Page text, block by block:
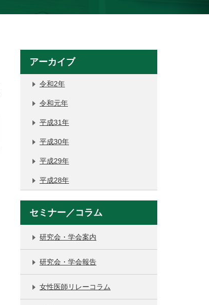
アーカイブ
令和2年
令和元年
平成31年
平成30年
平成29年
平成28年
セミナー／コラム
研究会・学会案内
研究会・学会報告
女性医師リレーコラム